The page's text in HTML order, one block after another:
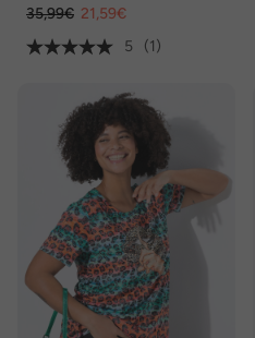
35,99€ 21,59€
5
(1)